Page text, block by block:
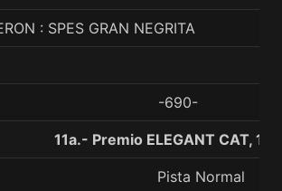
: SPES GRAN NEGRITA
-690-
11a.- Premio ELEGANT CAT,
Pista Normal